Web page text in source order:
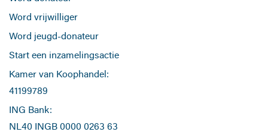
Word vrijwilliger
Word jeugd-donateur
Start een inzamelingsactie
Kamer van Koophandel:
41199789
ING Bank:
NL40 INGB 0000 0263 63